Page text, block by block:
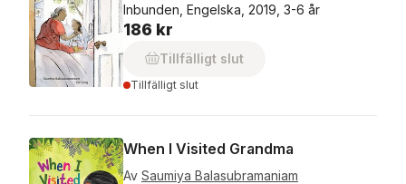
Inbunden, Engelska, 2019, 3-6 år
186 kr
Tillfälligt slut
Tillfälligt slut
When I Visited Grandma
Av Saumiya Balasubramaniam